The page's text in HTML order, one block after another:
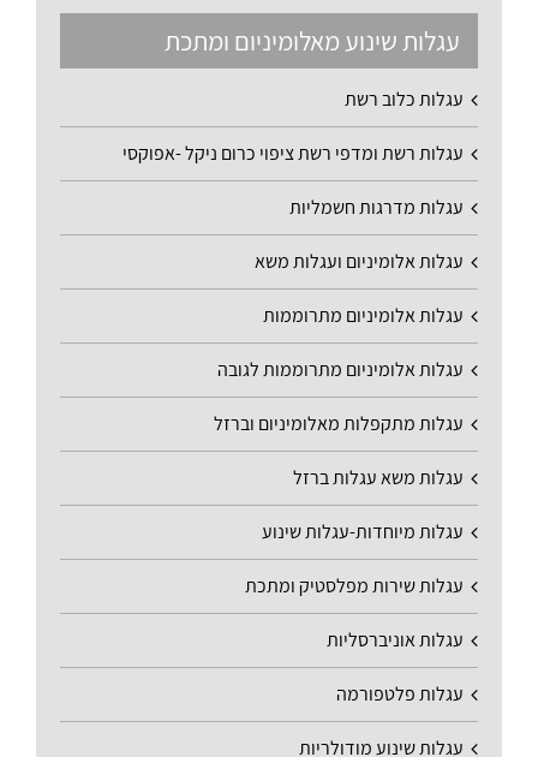
עגלות שינוע מאלומיניום ומתכת
עגלות כלוב רשת
עגלות רשת ומדפי רשת ציפוי כרום ניקל -אפוקסי
עגלות מדרגות חשמליות
עגלות אלומיניום ועגלות משא
עגלות אלומיניום מתרוממות
עגלות אלומיניום מתרוממות לגובה
עגלות מתקפלות מאלומיניום וברזל
עגלות משא עגלות ברזל
עגלות מיוחדות-עגלות שינוע
עגלות שירות מפלסטיק ומתכת
עגלות אוניברסליות
עגלות פלטפורמה
עגלות שינוע מודולריות